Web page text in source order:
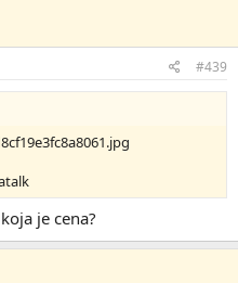
#439
je cena?